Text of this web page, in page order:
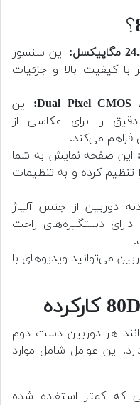
؟
این سنسور
با کیفیت بالا و جزئیات
این
را برای عکاسی از
فراهم می‌کند.
این صفحه نمایش به شما
تنظیم کرده و به تنظیمات
دوربین از جنس آلیاژ
دستگیره‌های راحت
می‌توانید ویدیوهای با
هر دوربین دست دوم
این عوامل شامل موارد
که کمتر استفاده شده